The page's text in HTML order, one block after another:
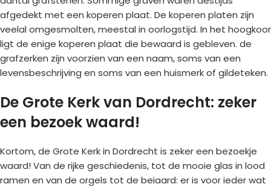
afgedekt met een koperen plaat. De koperen platen zijn
veelal omgesmolten, meestal in oorlogstijd. In het hoogkoor
ligt de enige koperen plaat die bewaard is gebleven. de
grafzerken zijn voorzien van een naam, soms van een
levensbeschrijving en soms van een huismerk of gildeteken.
De Grote Kerk van Dordrecht: zeker
een bezoek waard!
Kortom, de Grote Kerk in Dordrecht is zeker een bezoekje
waard! Van de rijke geschiedenis, tot de mooie glas in lood
ramen en van de orgels tot de beiaard: er is voor ieder wat